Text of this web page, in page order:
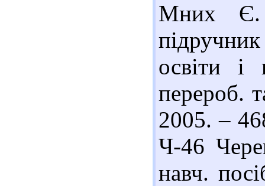
Мних Є.
освіти і
перероб.
2005. –
Ч-46
навч.